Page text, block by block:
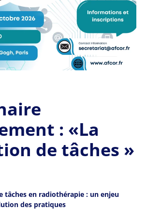
: «La
de tâches »
tâches en radiothérapie : un enjeu
des pratiques